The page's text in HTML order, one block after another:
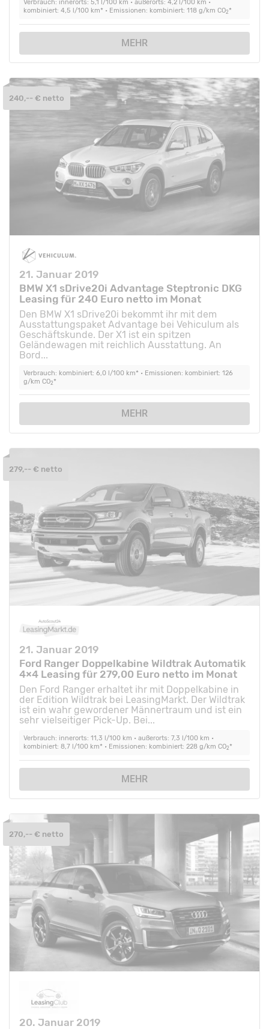
Verbrauch: innerorts: 5,1 l/100 km • außerorts: 4,2 l/100 km •
kombiniert: 4,5 l/100 km* • Emissionen: kombiniert: 118 g/km CO2*
MEHR
21. Januar 2019
BMW X1 sDrive20i Advantage Steptronic DKG
Leasing für 240 Euro netto im Monat
Den BMW X1 sDrive20i bekommt ihr mit dem
Ausstattungspaket Advantage bei Vehiculum als
Geschäftskunde. Der X1 ist ein spitzen
Geländewagen mit reichlich Ausstattung. An
Bord...
Verbrauch: kombiniert: 6,0 l/100 km* • Emissionen: kombiniert: 126
g/km CO2*
MEHR
240,-- € netto
21. Januar 2019
Ford Ranger Doppelkabine Wildtrak Automatik
4×4 Leasing für 279,00 Euro netto im Monat
Den Ford Ranger erhaltet ihr mit Doppelkabine in
der Edition Wildtrak bei LeasingMarkt. Der Wildtrak
ist ein wahr gewordener Männertraum und ist ein
sehr vielseitiger Pick-Up. Bei...
Verbrauch: innerorts: 11,3 l/100 km • außerorts: 7,3 l/100 km •
kombiniert: 8,7 l/100 km* • Emissionen: kombiniert: 228 g/km CO2*
MEHR
279,-- € netto
20. Januar 2019
270,-- € netto